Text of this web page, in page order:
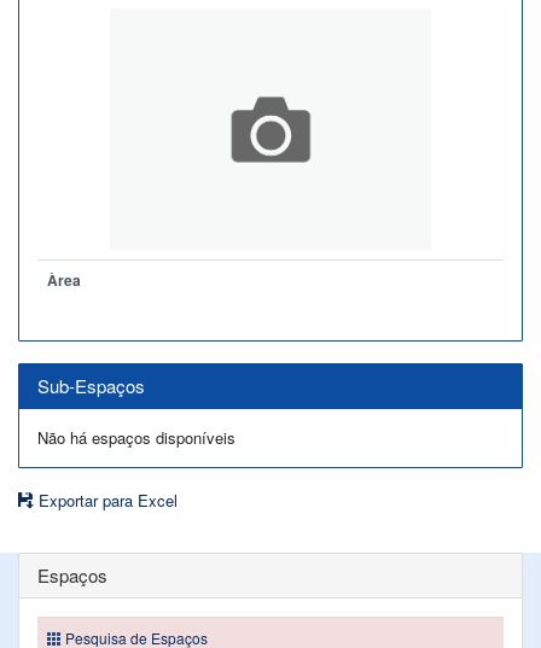
Àrea
Sub-Espaços
Não há espaços disponíveis
Exportar para Excel
Espaços
Pesquisa de Espaços